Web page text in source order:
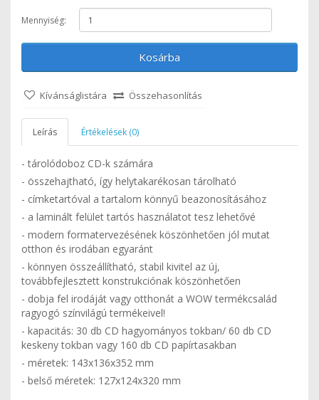
Mennyiség:
Kosárba
Kívánságlistára Összehasonlítás
Leírás Értékelések (0)
- tárolódoboz CD-k számára
- összehajtható, így helytakarékosan tárolható
- címketartóval a tartalom könnyű beazonosításához
- a laminált felület tartós használatot tesz lehetővé
- modern formatervezésének köszönhetően jól mutat
otthon és irodában egyaránt
- könnyen összeállítható, stabil kivitel az új,
továbbfejlesztett konstrukciónak köszönhetően
- dobja fel irodáját vagy otthonát a WOW termékcsalád
ragyogó színvilágú termékeivel!
- kapacitás: 30 db CD hagyományos tokban/ 60 db CD
keskeny tokban vagy 160 db CD papírtasakban
- méretek: 143x136x352 mm
- belső méretek: 127x124x320 mm